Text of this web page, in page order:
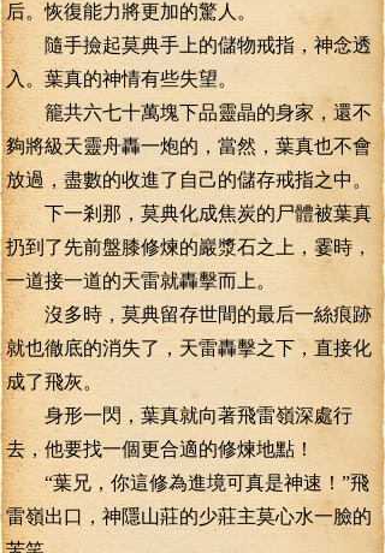
后。恢復能力將更加的驚人。
隨手撿起莫典手上的儲物戒指，神念透
入。葉真的神情有些失望。
籠共六七十萬塊下品靈晶的身家，還不
夠將級天靈舟轟一炮的，當然，葉真也不會
放過，盡數的收進了自己的儲存戒指之中。
下一剎那，莫典化成焦炭的尸體被葉真
扔到了先前盤膝修煉的巖漿石之上，霎時，
一道接一道的天雷就轟擊而上。
沒多時，莫典留存世間的最后一絲痕跡
就也徹底的消失了，天雷轟擊之下，直接化
成了飛灰。
身形一閃，葉真就向著飛雷嶺深處行
去，他要找一個更合適的修煉地點！
“葉兄，你這修為進境可真是神速！”飛
雷嶺出口，神隱山莊的少莊主莫心水一臉的